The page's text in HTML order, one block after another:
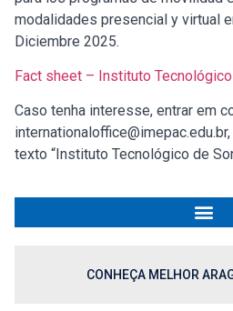
modalidades presencial y virtual
Diciembre 2025.
Fact sheet – Instituto
Caso tenha interesse, entrar em
texto “Instituto Tecnológico de
CONHEÇA MELHOR